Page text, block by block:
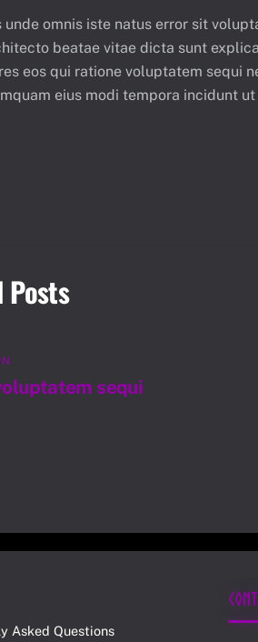
unde omnis iste natus error sit
beatae vitae dicta sunt
eos qui ratione voluptatem sequi
eius modi tempora incidunt
Posts
sequi
Asked Questions